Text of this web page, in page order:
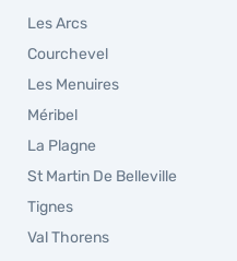
Les Arcs
Courchevel
Les Menuires
Méribel
La Plagne
St Martin De Belleville
Tignes
Val Thorens